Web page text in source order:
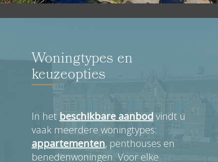
Woningtypes en
keuzeopties
In het beschikbare aanbodvindt u
vaak meerdere woningtypes:
appartementen, penthouses en
benedenwoningen. Voor elke